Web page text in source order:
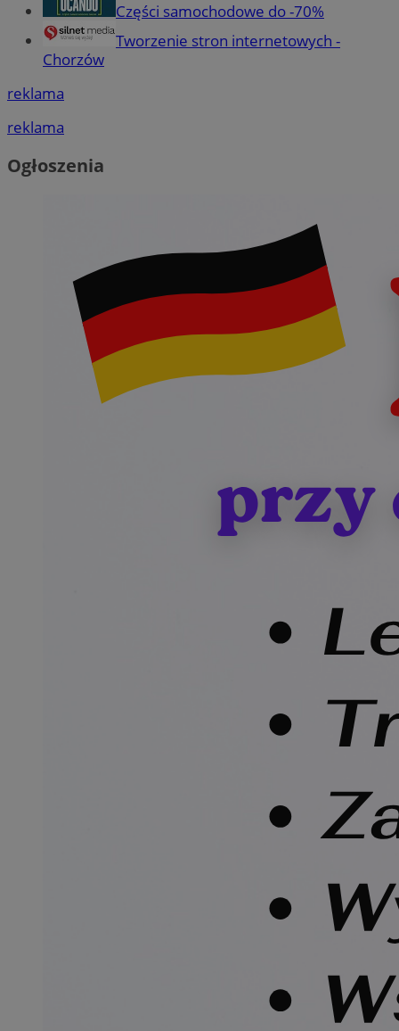
Części samochodowe do -70%
Tworzenie stron internetowych -
Chorzów
reklama
reklama
Ogłoszenia